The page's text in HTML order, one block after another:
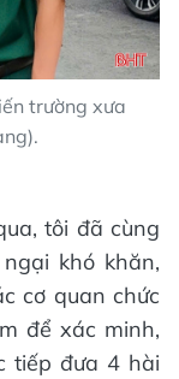
trường xưa
tôi đã cùng
khó khăn,
cơ quan chức
để xác minh,
tiếp đưa 4 hài